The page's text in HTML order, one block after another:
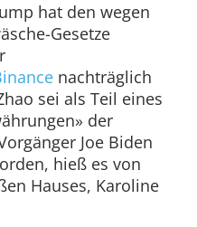
hat den wegen
Gesetze
nachträglich
sei als Teil eines
der
Joe Biden
hieß es von
Hauses, Karoline